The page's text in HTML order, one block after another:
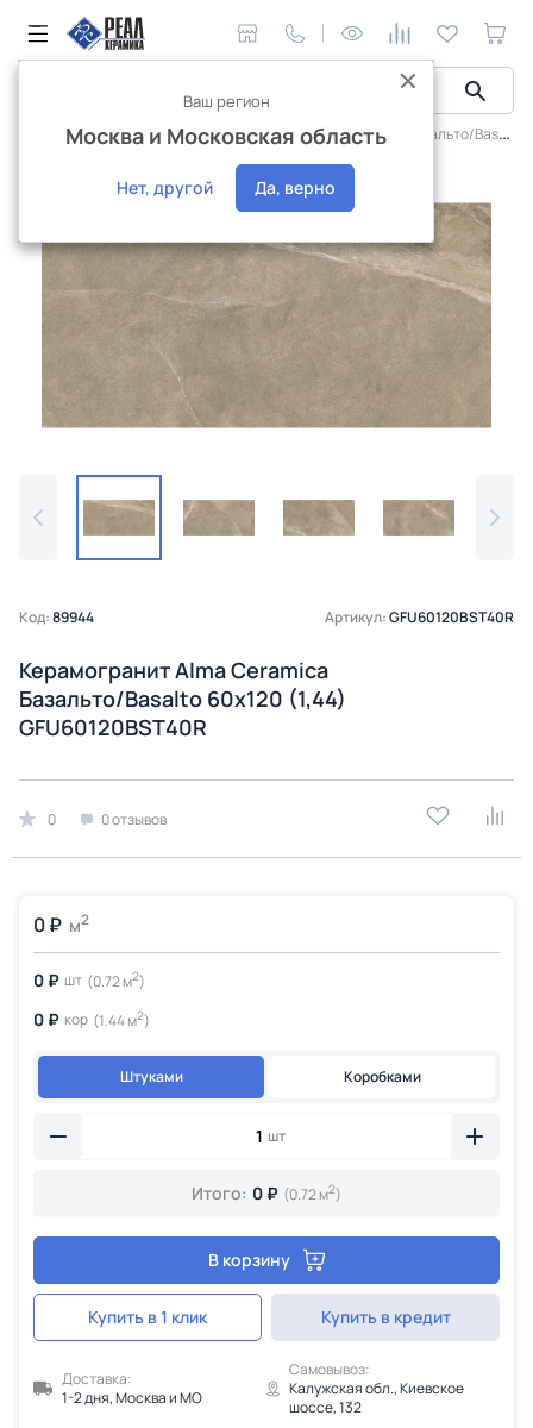
Керамическая плитка Плитка Alma Ceramica Базальто/Basalto
Интернет-магазин
Код:89944 Артикул:GFU60120BST40R
Керамогранит Alma Ceramica
Базальто/Basalto 60х120 (1,44)
GFU60120BST40R
0 0 отзывов
0 ₽ м2
0 ₽ шт (0.72 м2)
0 ₽ кор (1.44 м2)
Штуками Коробками
шт
Итого: 0 ₽ (0.72 м2)
В корзину
Купить в 1 клик Купить в кредит
Доставка:
1-2 дня, Москва и МО
Самовывоз:
Калужская обл., Киевское
шоссе, 132
Ваш регион
Москва и Московская область
Нет, другой Да, верно